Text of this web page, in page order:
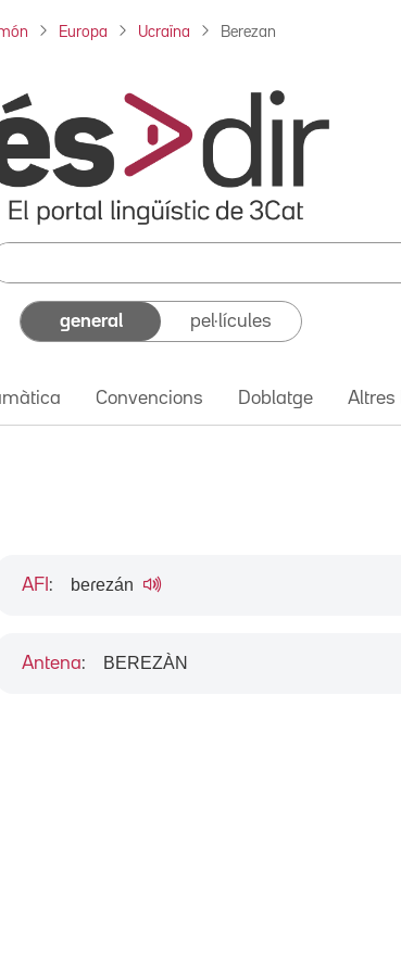
Europa Ucraïna Berezan
general pel·lícules
Convencions Doblatge Altres
AFI : beɾezán
Antena: BEREZÀN